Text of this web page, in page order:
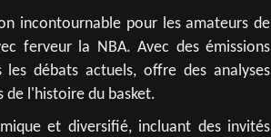
incontournable pour les amateurs de
ferveur la NBA. Avec des émissions
les débats actuels, offre des analyses
de l'histoire du basket.
et diversifié, incluant des invités